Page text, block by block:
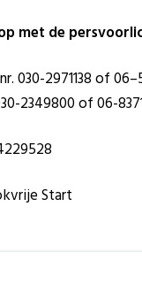
met de
030-2971138 of
2349800 of 06-
Start